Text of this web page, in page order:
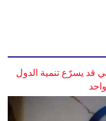
قد يسرّع تنمية الدول